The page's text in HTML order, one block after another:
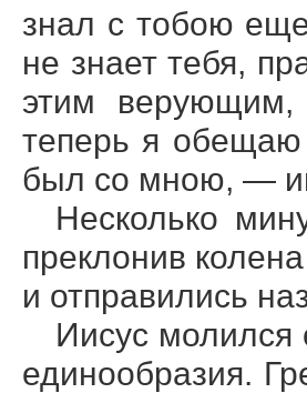
знал с тобою
не знает тебя,
этим
теперь я
был со мною, —
Несколько
преклонив
и отправились
Иисус молился
единообразия.